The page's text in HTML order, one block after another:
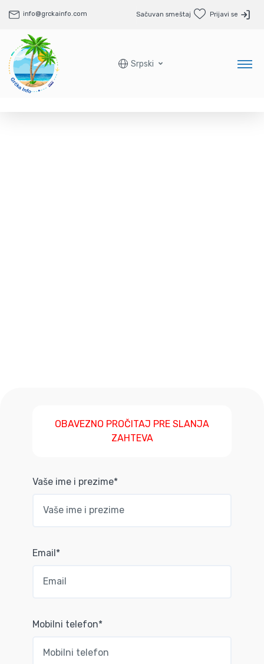
info@grckainfo.com Sačuvan smeštaj Prijavi se
Srpski
OBAVEZNO PROČITAJ PRE SLANJA
ZAHTEVA
Vaše ime i prezime*
Email*
Mobilni telefon*